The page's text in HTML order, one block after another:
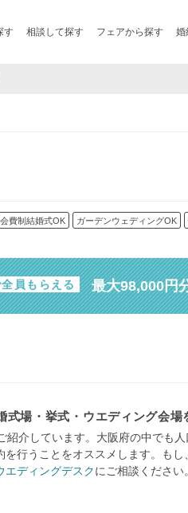
す 相談して探す フェアから探す 婚
会費制結婚式OK ガーデンウェディングOK
員もらえる 最大98,000円
式場・挙式・ウエディング会場
介しています。大阪府の中でも
行うことをオススメします。も
エディングデスクにご相談くださ